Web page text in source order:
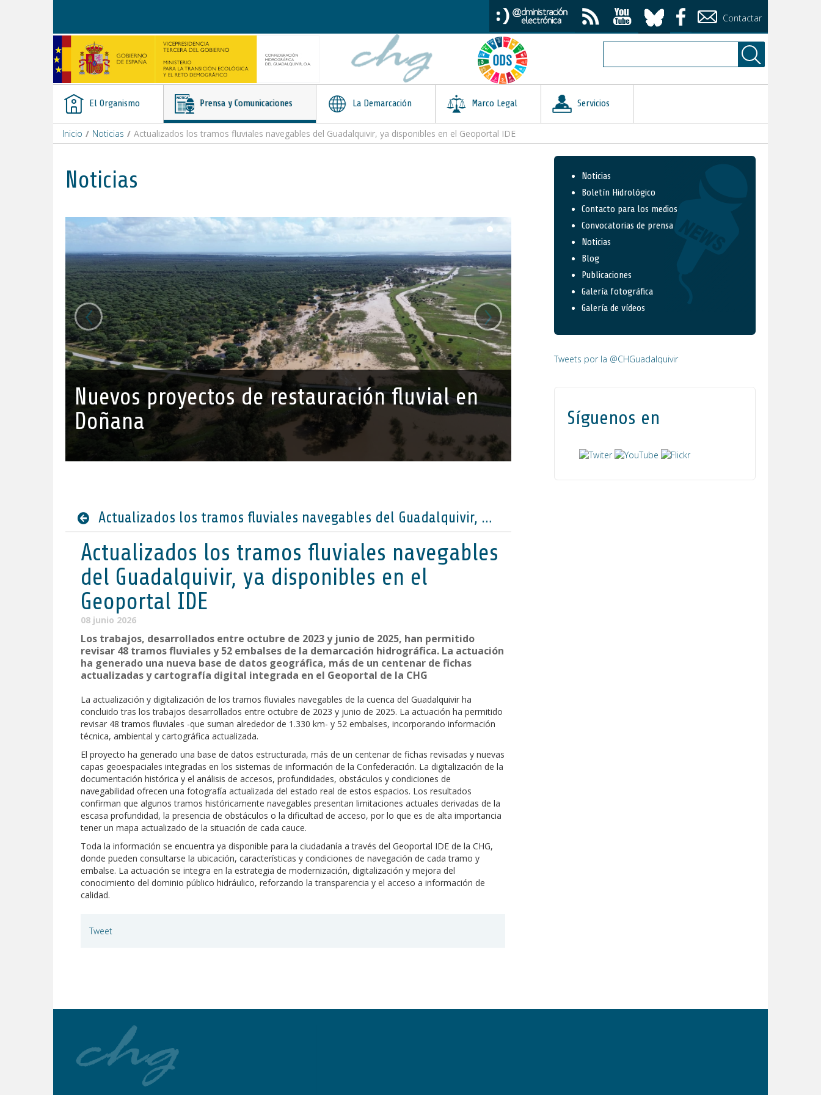
Contactar
El Organismo Prensa y Comunicaciones La Demarcación Marco Legal Servicios
Inicio / Noticias / Actualizados los tramos fluviales navegables del Guadalquivir, ya disponibles en el Geoportal IDE
Noticias
Nuevos proyectos de restauración fluvial en
Doñana
‹ ›
Actualizados los tramos fluviales navegables del Guadalquivir, ya disponibles en el Geoportal IDE
Actualizados los tramos fluviales navegables
del Guadalquivir, ya disponibles en el
Geoportal IDE
08 junio 2026
Los trabajos, desarrollados entre octubre de 2023 y junio de 2025, han permitido
revisar 48 tramos fluviales y 52 embalses de la demarcación hidrográfica. La actuación
ha generado una nueva base de datos geográfica, más de un centenar de fichas
actualizadas y cartografía digital integrada en el Geoportal de la CHG
La actualización y digitalización de los tramos fluviales navegables de la cuenca del Guadalquivir ha
concluido tras los trabajos desarrollados entre octubre de 2023 y junio de 2025. La actuación ha permitido
revisar 48 tramos fluviales -que suman alrededor de 1.330 km- y 52 embalses, incorporando información
técnica, ambiental y cartográfica actualizada.
El proyecto ha generado una base de datos estructurada, más de un centenar de fichas revisadas y nuevas
capas geoespaciales integradas en los sistemas de información de la Confederación. La digitalización de la
documentación histórica y el análisis de accesos, profundidades, obstáculos y condiciones de
navegabilidad ofrecen una fotografía actualizada del estado real de estos espacios. Los resultados
confirman que algunos tramos históricamente navegables presentan limitaciones actuales derivadas de la
escasa profundidad, la presencia de obstáculos o la dificultad de acceso, por lo que es de alta importancia
tener un mapa actualizado de la situación de cada cauce.
Toda la información se encuentra ya disponible para la ciudadanía a través del Geoportal IDE de la CHG,
donde pueden consultarse la ubicación, características y condiciones de navegación de cada tramo y
embalse. La actuación se integra en la estrategia de modernización, digitalización y mejora del
conocimiento del dominio público hidráulico, reforzando la transparencia y el acceso a información de
calidad.
Tweet
Noticias
Boletín Hidrológico
Contacto para los medios
Convocatorias de prensa
Noticias
Blog
Publicaciones
Galería fotográfica
Galería de vídeos
Tweets por la @CHGuadalquivir
Síguenos en